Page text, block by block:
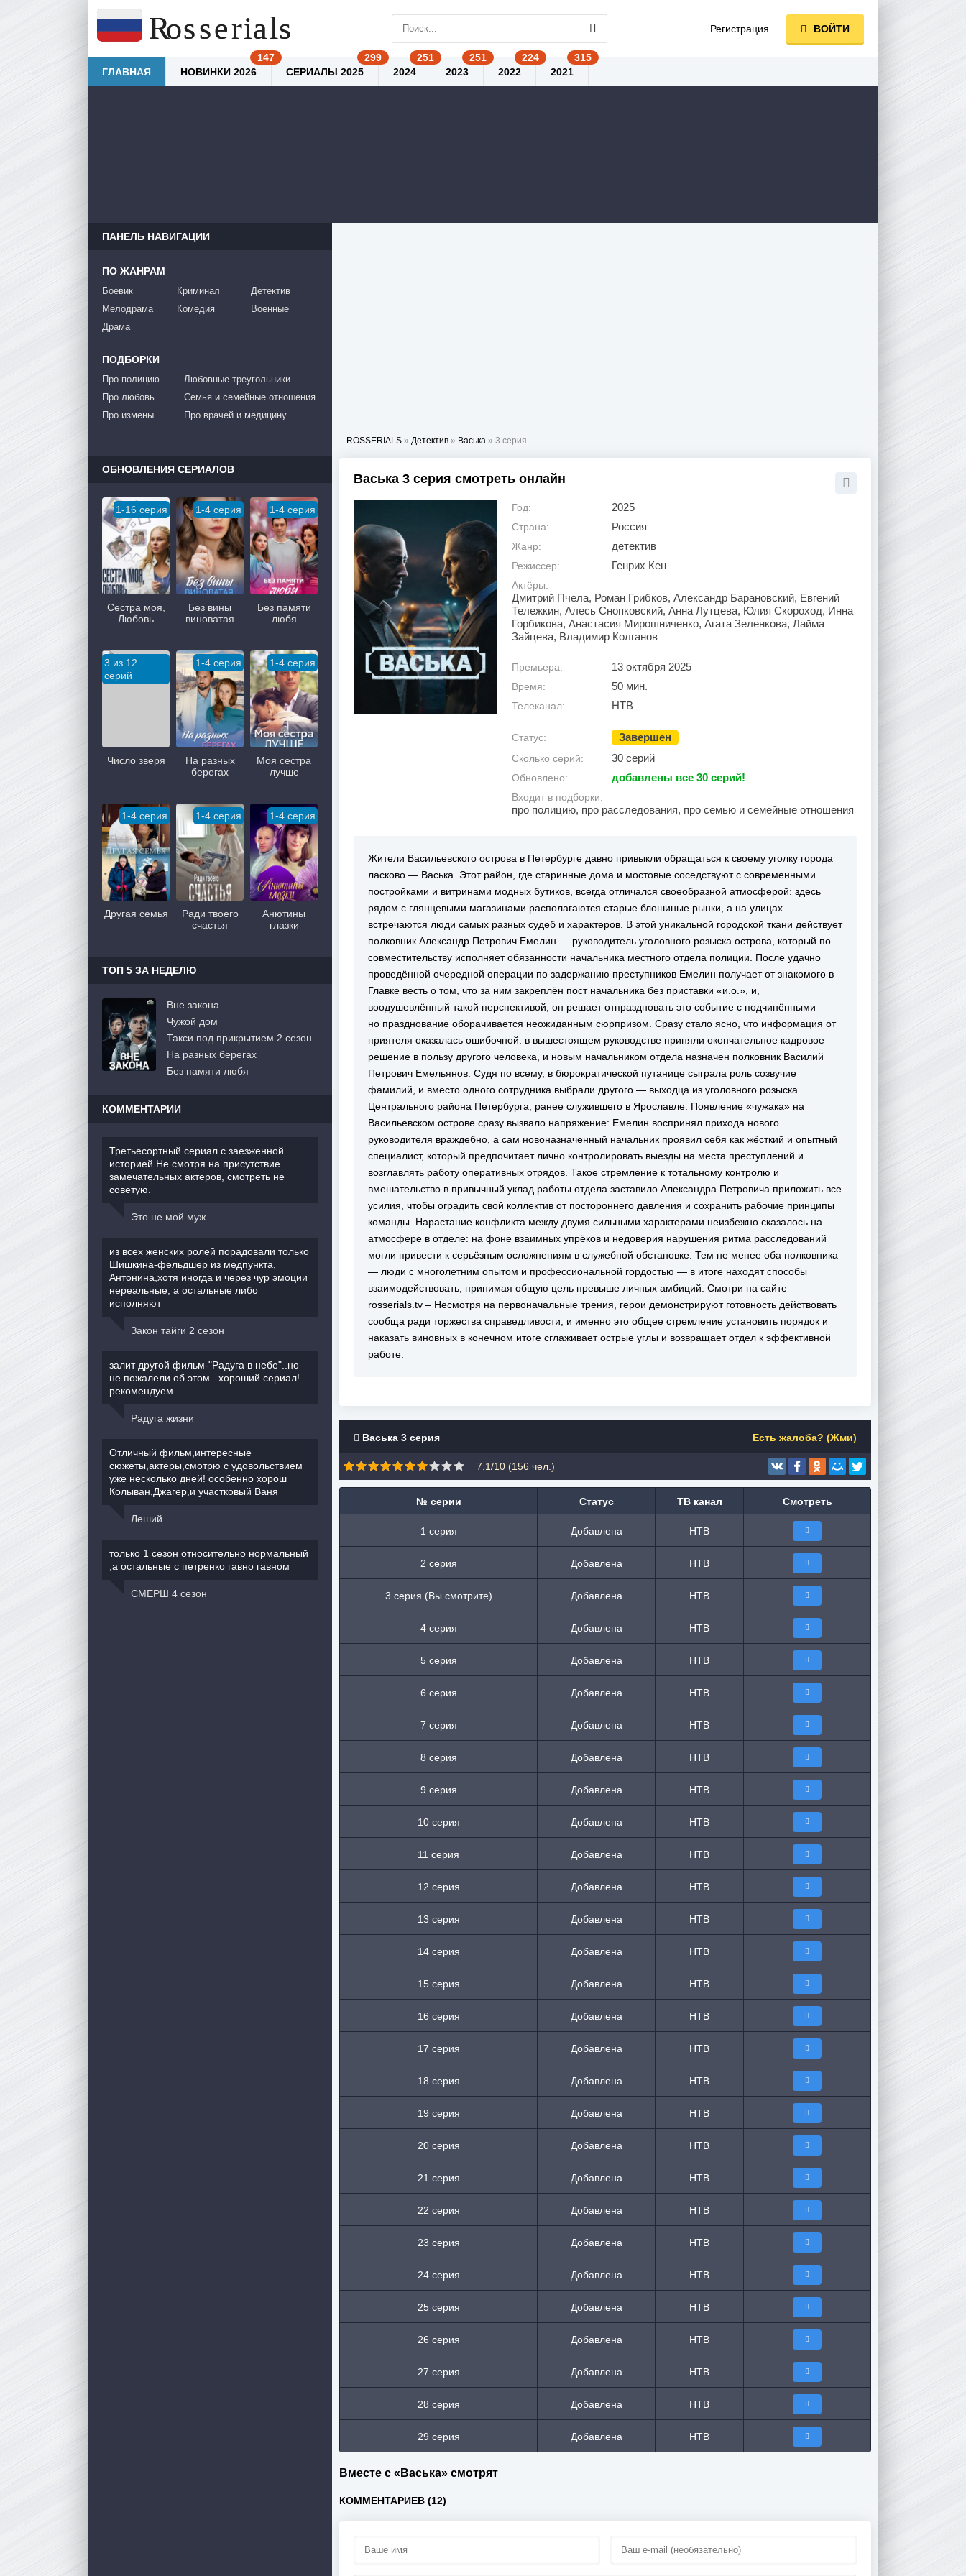
ROSSERIALS » Детектив » Васька » 3 серия
Васька 3 серия смотреть онлайн
Год: 2025
Страна: Россия
Жанр: детектив
Режиссер: Генрих Кен
Актёры:
Дмитрий Пчела, Роман Грибков, Александр Барановский, Евгений
Тележкин, Алесь Снопковский, Анна Лутцева, Юлия Скороход, Инна
Горбикова, Анастасия Мирошниченко, Агата Зеленкова, Лайма
Зайцева, Владимир Колганов
Премьера: 13 октября 2025
Время: 50 мин.
Телеканал: НТВ
Статус: Завершен
Сколько серий: 30 серий
Обновлено: добавлены все 30 серий!
Входит в подборки:
про полицию, про расследования, про семью и семейные отношения
Жители Васильевского острова в Петербурге давно привыкли обращаться к своему уголку города
ласково — Васька. Этот район, где старинные дома и мостовые соседствуют с современными
постройками и витринами модных бутиков, всегда отличался своеобразной атмосферой: здесь
рядом с глянцевыми магазинами располагаются старые блошиные рынки, а на улицах
встречаются люди самых разных судеб и характеров. В этой уникальной городской ткани действует
полковник Александр Петрович Емелин — руководитель уголовного розыска острова, который по
совместительству исполняет обязанности начальника местного отдела полиции. После удачно
проведённой очередной операции по задержанию преступников Емелин получает от знакомого в
Главке весть о том, что за ним закреплён пост начальника без приставки «и.о.», и,
воодушевлённый такой перспективой, он решает отпраздновать это событие с подчинёнными —
но празднование оборачивается неожиданным сюрпризом. Сразу стало ясно, что информация от
приятеля оказалась ошибочной: в вышестоящем руководстве приняли окончательное кадровое
решение в пользу другого человека, и новым начальником отдела назначен полковник Василий
Петрович Емельянов. Судя по всему, в бюрократической путанице сыграла роль созвучие
фамилий, и вместо одного сотрудника выбрали другого — выходца из уголовного розыска
Центрального района Петербурга, ранее служившего в Ярославле. Появление «чужака» на
Васильевском острове сразу вызвало напряжение: Емелин воспринял прихода нового
руководителя враждебно, а сам новоназначенный начальник проявил себя как жёсткий и опытный
специалист, который предпочитает лично контролировать выезды на места преступлений и
возглавлять работу оперативных отрядов. Такое стремление к тотальному контролю и
вмешательство в привычный уклад работы отдела заставило Александра Петровича приложить все
усилия, чтобы оградить свой коллектив от постороннего давления и сохранить рабочие принципы
команды. Нарастание конфликта между двумя сильными характерами неизбежно сказалось на
атмосфере в отделе: на фоне взаимных упрёков и недоверия нарушения ритма расследований
могли привести к серьёзным осложнениям в служебной обстановке. Тем не менее оба полковника
— люди с многолетним опытом и профессиональной гордостью — в итоге находят способы
взаимодействовать, принимая общую цель превыше личных амбиций. Смотри на сайте
rosserials.tv – Несмотря на первоначальные трения, герои демонстрируют готовность действовать
сообща ради торжества справедливости, и именно это общее стремление установить порядок и
наказать виновных в конечном итоге сглаживает острые углы и возвращает отдел к эффективной
работе.
Васька 3 серия Есть жалоба? (Жми)
7.1/10 (156 чел.)
№ серии Статус ТВ канал Смотреть
1 серия Добавлена НТВ
2 серия Добавлена НТВ
3 серия (Вы смотрите) Добавлена НТВ
4 серия Добавлена НТВ
5 серия Добавлена НТВ
6 серия Добавлена НТВ
7 серия Добавлена НТВ
8 серия Добавлена НТВ
9 серия Добавлена НТВ
10 серия Добавлена НТВ
11 серия Добавлена НТВ
12 серия Добавлена НТВ
13 серия Добавлена НТВ
14 серия Добавлена НТВ
15 серия Добавлена НТВ
16 серия Добавлена НТВ
17 серия Добавлена НТВ
18 серия Добавлена НТВ
19 серия Добавлена НТВ
20 серия Добавлена НТВ
21 серия Добавлена НТВ
22 серия Добавлена НТВ
23 серия Добавлена НТВ
24 серия Добавлена НТВ
25 серия Добавлена НТВ
26 серия Добавлена НТВ
27 серия Добавлена НТВ
28 серия Добавлена НТВ
29 серия Добавлена НТВ
Вместе с «Васька» смотрят
КОММЕНТАРИЕВ (12)
ПАНЕЛЬ НАВИГАЦИИ
ПО ЖАНРАМ
Боевик
Мелодрама
Драма
Криминал
Комедия
Детектив
Военные
ПОДБОРКИ
Про полицию
Про любовь
Про измены
Любовные треугольники
Семья и семейные отношения
Про врачей и медицину
ОБНОВЛЕНИЯ СЕРИАЛОВ
1-16 серия
Сестра моя,
Любовь
1-4 серия
Без вины
виноватая
1-4 серия
Без памяти
любя
3 из 12
серий
Число зверя
1-4 серия
На разных
берегах
1-4 серия
Моя сестра
лучше
1-4 серия
Другая семья
1-4 серия
Ради твоего
счастья
1-4 серия
Анютины
глазки
ТОП 5 ЗА НЕДЕЛЮ
Вне закона
Чужой дом
Такси под прикрытием 2 сезон
На разных берегах
Без памяти любя
КОММЕНТАРИИ
Третьесортный сериал с заезженной
историей.Не смотря на присутствие
замечательных актеров, смотреть не
советую.
Это не мой муж
из всех женских ролей порадовали только
Шишкина-фельдшер из медпункта,
Антонина,хотя иногда и через чур эмоции
нереальные, а остальные либо
исполняют
Закон тайги 2 сезон
залит другой фильм-"Радуга в небе"..но
не пожалели об этом...хороший сериал!
рекомендуем..
Радуга жизни
Отличный фильм,интересные
сюжеты,актёры,смотрю с удовольствием
уже несколько дней! особенно хорош
Колыван,Джагер,и участковый Ваня
Леший
только 1 сезон относительно нормальный
,а остальные с петренко гавно гавном
СМЕРШ 4 сезон
Регистрация ВОЙТИ
ГЛАВНАЯ НОВИНКИ 2026 СЕРИАЛЫ 2025 2024 2023 2022 2021